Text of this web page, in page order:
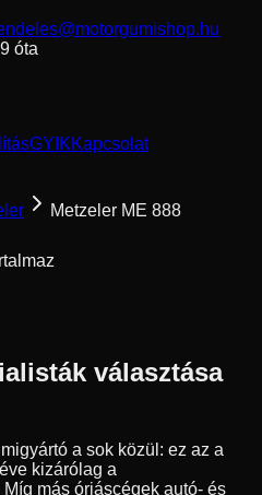
óta
GYIKKapcsolat
Metzeler ME 888
választása
a sok közül: ez az a
kizárólag a
más óriáscégek autó- és